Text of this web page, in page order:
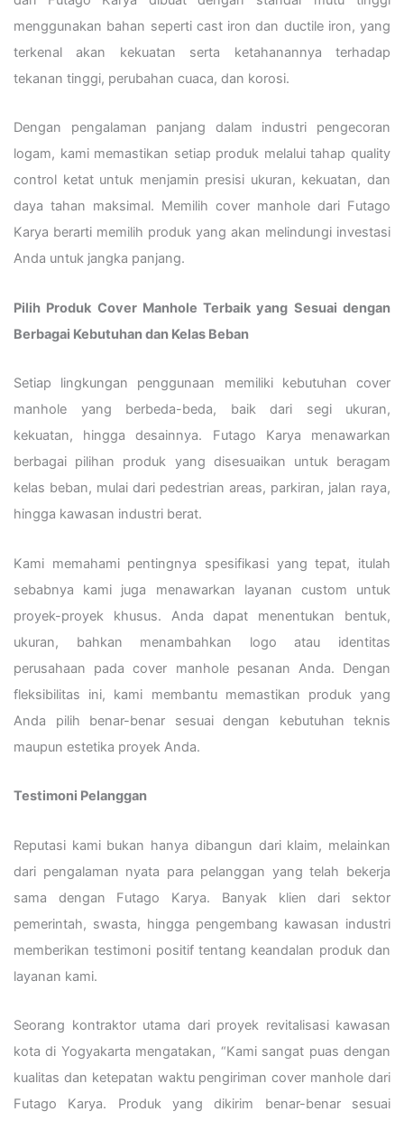
menggunakan bahan seperti cast iron dan ductile iron, yang
terkenal akan kekuatan serta ketahanannya terhadap
tekanan tinggi, perubahan cuaca, dan korosi.
Dengan pengalaman panjang dalam industri pengecoran
logam, kami memastikan setiap produk melalui tahap quality
control ketat untuk menjamin presisi ukuran, kekuatan, dan
daya tahan maksimal. Memilih cover manhole dari Futago
Karya berarti memilih produk yang akan melindungi investasi
Anda untuk jangka panjang.
Pilih Produk Cover Manhole Terbaik yang Sesuai dengan
Berbagai Kebutuhan dan Kelas Beban
Setiap lingkungan penggunaan memiliki kebutuhan cover
manhole yang berbeda-beda, baik dari segi ukuran,
kekuatan, hingga desainnya. Futago Karya menawarkan
berbagai pilihan produk yang disesuaikan untuk beragam
kelas beban, mulai dari pedestrian areas, parkiran, jalan raya,
hingga kawasan industri berat.
Kami memahami pentingnya spesifikasi yang tepat, itulah
sebabnya kami juga menawarkan layanan custom untuk
proyek-proyek khusus. Anda dapat menentukan bentuk,
ukuran, bahkan menambahkan logo atau identitas
perusahaan pada cover manhole pesanan Anda. Dengan
fleksibilitas ini, kami membantu memastikan produk yang
Anda pilih benar-benar sesuai dengan kebutuhan teknis
maupun estetika proyek Anda.
Testimoni Pelanggan
Reputasi kami bukan hanya dibangun dari klaim, melainkan
dari pengalaman nyata para pelanggan yang telah bekerja
sama dengan Futago Karya. Banyak klien dari sektor
pemerintah, swasta, hingga pengembang kawasan industri
memberikan testimoni positif tentang keandalan produk dan
layanan kami.
Seorang kontraktor utama dari proyek revitalisasi kawasan
kota di Yogyakarta mengatakan, “Kami sangat puas dengan
kualitas dan ketepatan waktu pengiriman cover manhole dari
Futago Karya. Produk yang dikirim benar-benar sesuai